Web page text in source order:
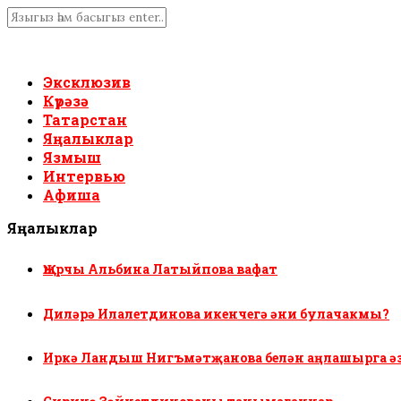
Эксклюзив
Күрәзә
Татарстан
Яңалыклар
Язмыш
Интервью
Афиша
Яңалыклар
Җырчы Альбина Латыйпова вафат
Диләрә Илалетдинова икенчегә әни булачакмы?
Иркә Ландыш Нигъмәтҗанова белән аңлашырга